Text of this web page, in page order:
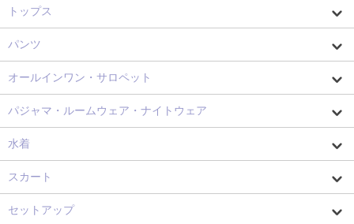
トップス
パンツ
オールインワン・サロペット
パジャマ・ルームウェア・ナイトウェア
水着
スカート
セットアップ